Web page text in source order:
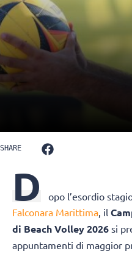
SHARE
D
opo l’esordio
Falconara Marittima, il
di Beach Volley 2026 si
appuntamenti di maggior